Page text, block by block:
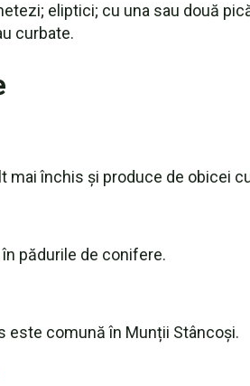
eliptici; cu una sau două
curbate.
mai închis și produce de obicei
pădurile de conifere.
este comună în Munții Stâncoși.